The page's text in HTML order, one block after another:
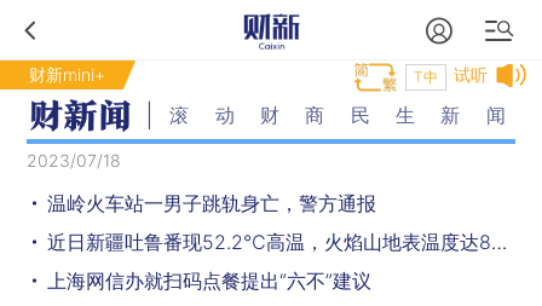
财新mini+ 试听
T中
滚动财商民生新闻
2023/07/18
温岭火车站一男子跳轨身亡，警方通报
近日新疆吐鲁番现52.2℃高温，火焰山地表温度达80℃
上海网信办就扫码点餐提出“六不”建议